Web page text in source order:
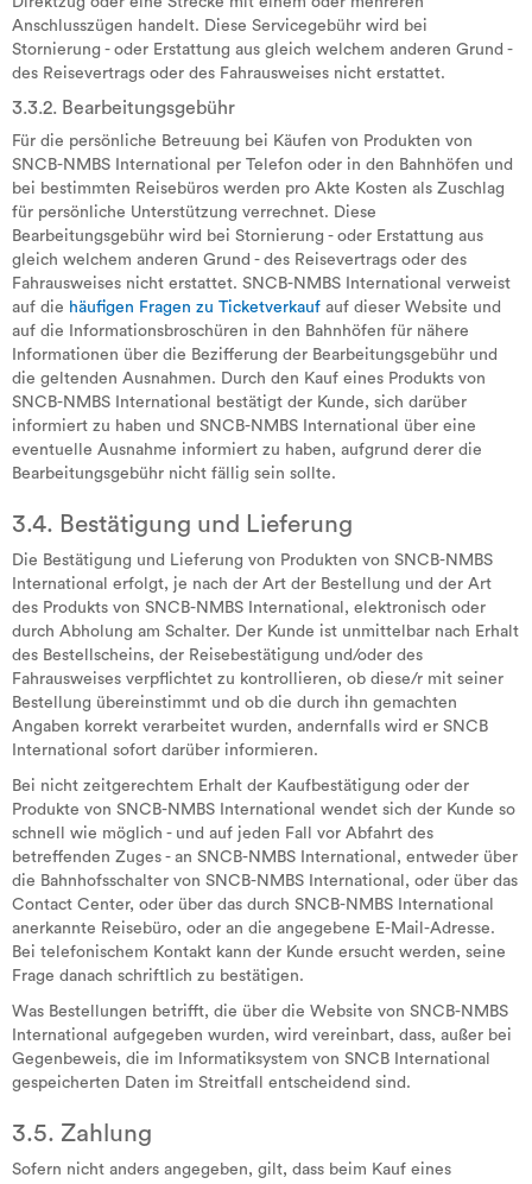
Anschlusszügen handelt. Diese Servicegebühr wird bei
Stornierung - oder Erstattung aus gleich welchem anderen Grund -
des Reisevertrags oder des Fahrausweises nicht erstattet.
3.3.2. Bearbeitungsgebühr
Für die persönliche Betreuung bei Käufen von Produkten von
SNCB-NMBS International per Telefon oder in den Bahnhöfen und
bei bestimmten Reisebüros werden pro Akte Kosten als Zuschlag
für persönliche Unterstützung verrechnet. Diese
Bearbeitungsgebühr wird bei Stornierung - oder Erstattung aus
gleich welchem anderen Grund - des Reisevertrags oder des
Fahrausweises nicht erstattet. SNCB-NMBS International verweist
auf die häufigen Fragen zu Ticketverkauf auf dieser Website und
auf die Informationsbroschüren in den Bahnhöfen für nähere
Informationen über die Bezifferung der Bearbeitungsgebühr und
die geltenden Ausnahmen. Durch den Kauf eines Produkts von
SNCB-NMBS International bestätigt der Kunde, sich darüber
informiert zu haben und SNCB-NMBS International über eine
eventuelle Ausnahme informiert zu haben, aufgrund derer die
Bearbeitungsgebühr nicht fällig sein sollte.
3.4. Bestätigung und Lieferung
Die Bestätigung und Lieferung von Produkten von SNCB-NMBS
International erfolgt, je nach der Art der Bestellung und der Art
des Produkts von SNCB-NMBS International, elektronisch oder
durch Abholung am Schalter. Der Kunde ist unmittelbar nach Erhalt
des Bestellscheins, der Reisebestätigung und/oder des
Fahrausweises verpflichtet zu kontrollieren, ob diese/r mit seiner
Bestellung übereinstimmt und ob die durch ihn gemachten
Angaben korrekt verarbeitet wurden, andernfalls wird er SNCB
International sofort darüber informieren.
Bei nicht zeitgerechtem Erhalt der Kaufbestätigung oder der
Produkte von SNCB-NMBS International wendet sich der Kunde so
schnell wie möglich - und auf jeden Fall vor Abfahrt des
betreffenden Zuges - an SNCB-NMBS International, entweder über
die Bahnhofsschalter von SNCB-NMBS International, oder über das
Contact Center, oder über das durch SNCB-NMBS International
anerkannte Reisebüro, oder an die angegebene E-Mail-Adresse.
Bei telefonischem Kontakt kann der Kunde ersucht werden, seine
Frage danach schriftlich zu bestätigen.
Was Bestellungen betrifft, die über die Website von SNCB-NMBS
International aufgegeben wurden, wird vereinbart, dass, außer bei
Gegenbeweis, die im Informatiksystem von SNCB International
gespeicherten Daten im Streitfall entscheidend sind.
3.5. Zahlung
Sofern nicht anders angegeben, gilt, dass beim Kauf eines